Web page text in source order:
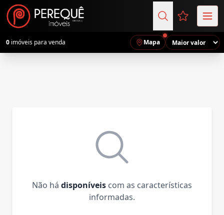
Favoritos
0 imóveis para venda Mapa
Não há disponíveis com as características
informadas.